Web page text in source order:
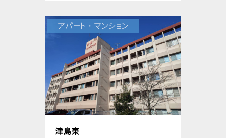
アパート・マンション
津島東